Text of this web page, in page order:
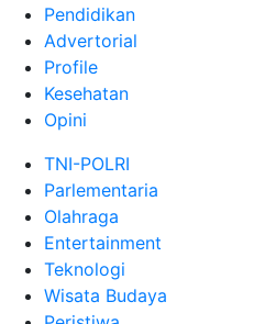
Pendidikan
Advertorial
Profile
Kesehatan
Opini
TNI-POLRI
Parlementaria
Olahraga
Entertainment
Teknologi
Wisata Budaya